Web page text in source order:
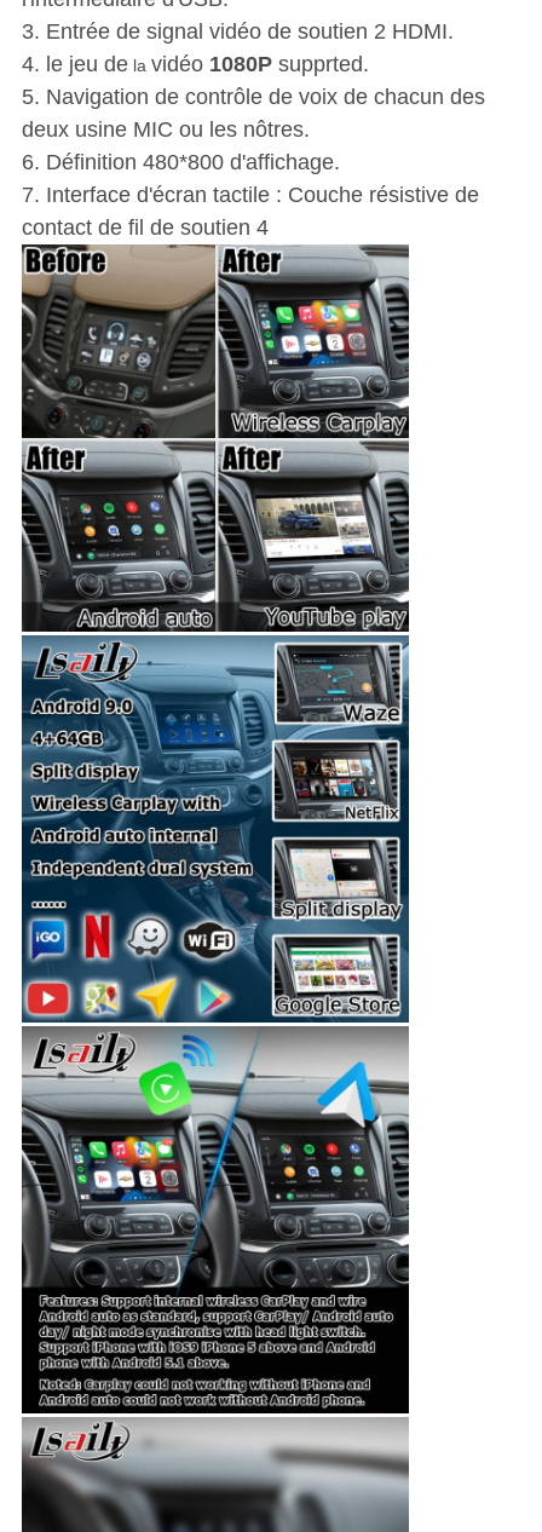
3. Entrée de signal vidéo de soutien 2 HDMI.
4. le jeu dela vidéo 1080Psupprted.
5. Navigation de contrôle de voix de chacun des
deux usine MIC ou les nôtres.
6. Définition 480*800 d'affichage.
7. Interface d'écran tactile : Couche résistive de
contact de fil de soutien 4